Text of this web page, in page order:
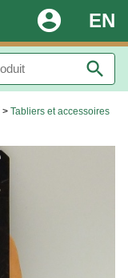
EN
account_circle
search
> Tabliers et accessoires